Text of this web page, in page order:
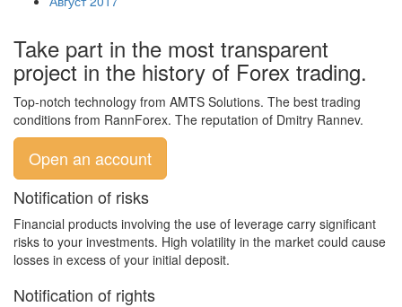
Take part in the most transparent
project in the history of Forex trading.
Top-notch technology from AMTS Solutions. The best trading
conditions from RannForex. The reputation of Dmitry Rannev.
Open an account
Notification of risks
Financial products involving the use of leverage carry significant
risks to your investments. High volatility in the market could cause
losses in excess of your initial deposit.
Notification of rights